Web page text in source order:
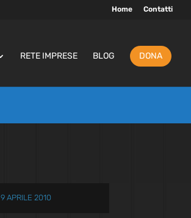
Home Contatti
RETE IMPRESE BLOG DONA
9 APRILE 2010